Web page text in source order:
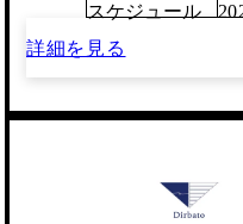
スケジュール
詳細を見る